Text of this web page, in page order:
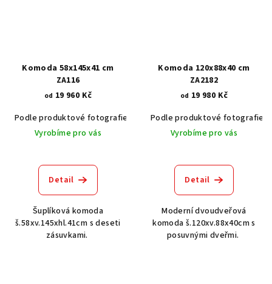
Komoda 58x145x41 cm
ZA116
od 19 960 Kč
Podle produktové fotografie
Akát vintage BT1551
Dub světlý
Vyrobíme pro vás
Detail
Šuplíková komoda
š.58xv.145xhl.41cm s deseti
zásuvkami.
Komoda 120x88x40 cm
ZA2182
od 19 980 Kč
Podle produktové fotografie
Vyrobíme pro vás
Detail
Moderní dvoudveřová
komoda š.120xv.88x40cm s
posuvnými dveřmi.